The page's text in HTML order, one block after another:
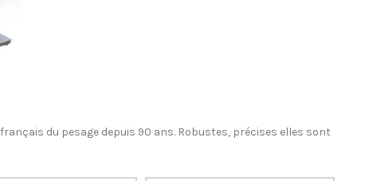
du pesage depuis 90 ans. Robustes, précises elles sont